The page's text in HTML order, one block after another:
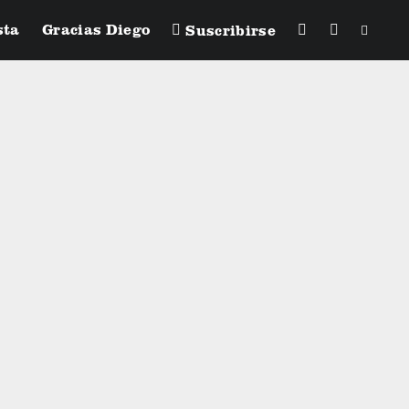
Gracias Diego Suscribirse